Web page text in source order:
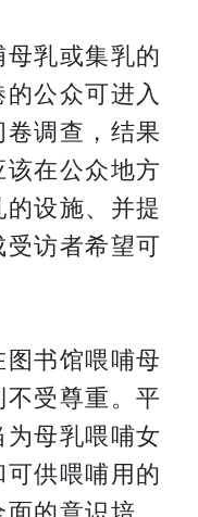
乳或集乳的
公众可进入
调查，结果
在公众地方
设施、并提
访者希望可
书馆喂哺母
受尊重。平
母乳喂哺女
供喂哺用的